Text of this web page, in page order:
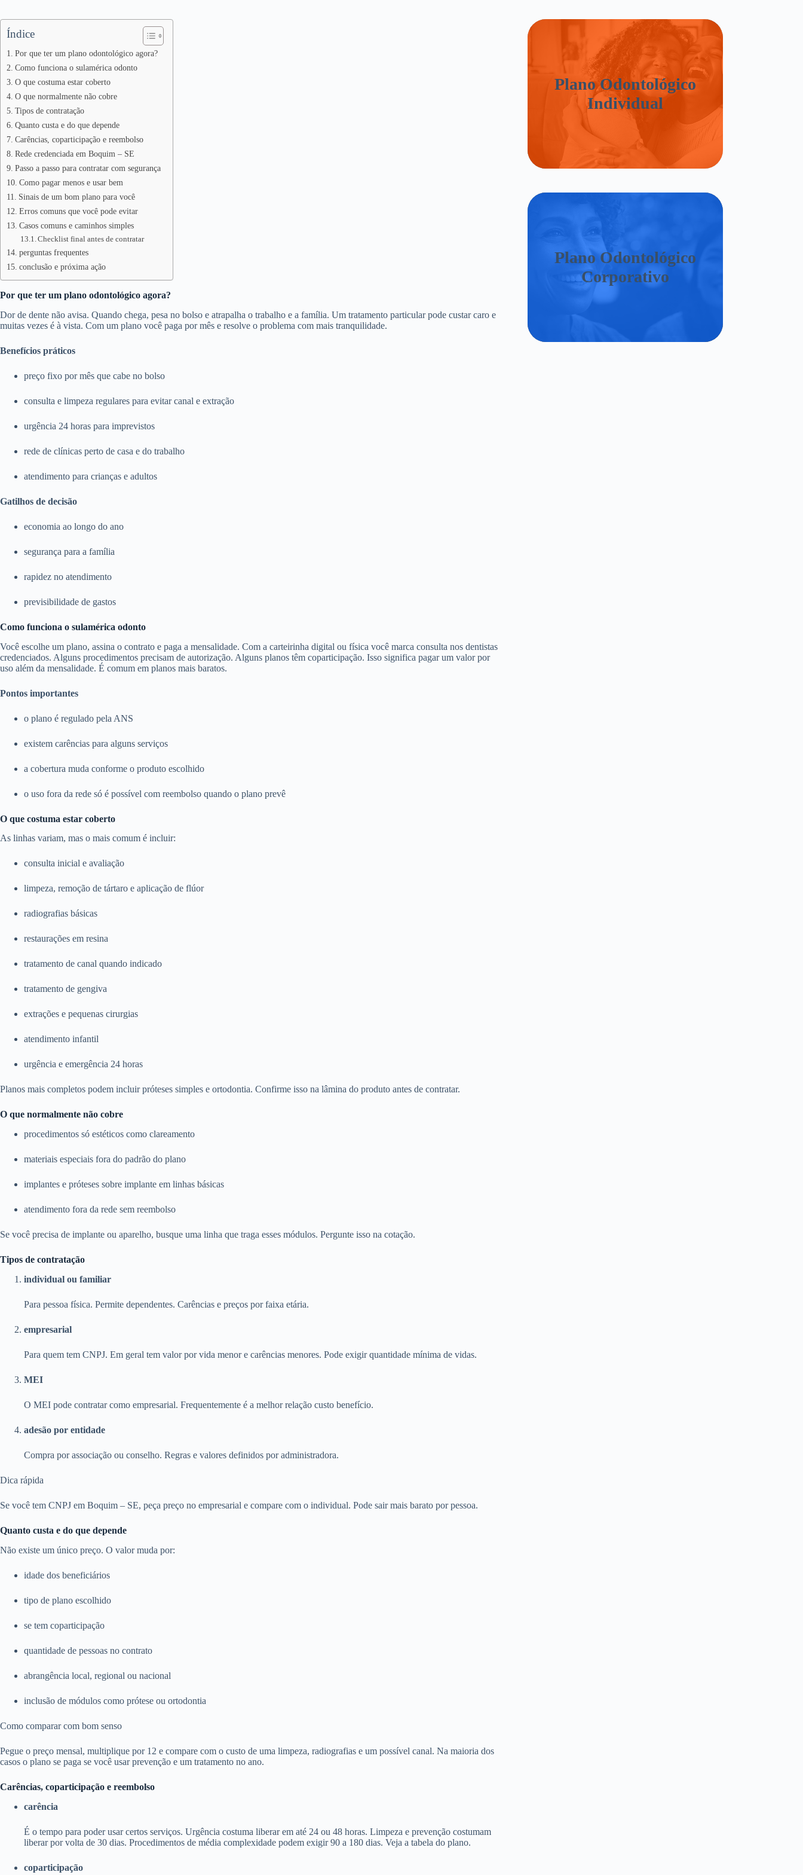
Índice
Por que ter um plano odontológico agora?
Como funciona o sulamérica odonto
O que costuma estar coberto
O que normalmente não cobre
Tipos de contratação
Quanto custa e do que depende
Carências, coparticipação e reembolso
Rede credenciada em Boquim – SE
Passo a passo para contratar com segurança
Como pagar menos e usar bem
Sinais de um bom plano para você
Erros comuns que você pode evitar
Casos comuns e caminhos simples
Checklist final antes de contratar
perguntas frequentes
conclusão e próxima ação
Por que ter um plano odontológico agora?
Dor de dente não avisa. Quando chega, pesa no bolso e atrapalha o trabalho e a família. Um tratamento particular pode custar caro e
muitas vezes é à vista. Com um plano você paga por mês e resolve o problema com mais tranquilidade.
Benefícios práticos
preço fixo por mês que cabe no bolso
consulta e limpeza regulares para evitar canal e extração
urgência 24 horas para imprevistos
rede de clínicas perto de casa e do trabalho
atendimento para crianças e adultos
Gatilhos de decisão
economia ao longo do ano
segurança para a família
rapidez no atendimento
previsibilidade de gastos
Como funciona o sulamérica odonto
Você escolhe um plano, assina o contrato e paga a mensalidade. Com a carteirinha digital ou física você marca consulta nos dentistas
credenciados. Alguns procedimentos precisam de autorização. Alguns planos têm coparticipação. Isso significa pagar um valor por
uso além da mensalidade. É comum em planos mais baratos.
Pontos importantes
o plano é regulado pela ANS
existem carências para alguns serviços
a cobertura muda conforme o produto escolhido
o uso fora da rede só é possível com reembolso quando o plano prevê
O que costuma estar coberto
As linhas variam, mas o mais comum é incluir:
consulta inicial e avaliação
limpeza, remoção de tártaro e aplicação de flúor
radiografias básicas
restaurações em resina
tratamento de canal quando indicado
tratamento de gengiva
extrações e pequenas cirurgias
atendimento infantil
urgência e emergência 24 horas
Planos mais completos podem incluir próteses simples e ortodontia. Confirme isso na lâmina do produto antes de contratar.
O que normalmente não cobre
procedimentos só estéticos como clareamento
materiais especiais fora do padrão do plano
implantes e próteses sobre implante em linhas básicas
atendimento fora da rede sem reembolso
Se você precisa de implante ou aparelho, busque uma linha que traga esses módulos. Pergunte isso na cotação.
Tipos de contratação
individual ou familiar
Para pessoa física. Permite dependentes. Carências e preços por faixa etária.
empresarial
Para quem tem CNPJ. Em geral tem valor por vida menor e carências menores. Pode exigir quantidade mínima de vidas.
MEI
O MEI pode contratar como empresarial. Frequentemente é a melhor relação custo benefício.
adesão por entidade
Compra por associação ou conselho. Regras e valores definidos por administradora.
Dica rápida
Se você tem CNPJ em Boquim – SE, peça preço no empresarial e compare com o individual. Pode sair mais barato por pessoa.
Quanto custa e do que depende
Não existe um único preço. O valor muda por:
idade dos beneficiários
tipo de plano escolhido
se tem coparticipação
quantidade de pessoas no contrato
abrangência local, regional ou nacional
inclusão de módulos como prótese ou ortodontia
Como comparar com bom senso
Pegue o preço mensal, multiplique por 12 e compare com o custo de uma limpeza, radiografias e um possível canal. Na maioria dos
casos o plano se paga se você usar prevenção e um tratamento no ano.
Carências, coparticipação e reembolso
carência
É o tempo para poder usar certos serviços. Urgência costuma liberar em até 24 ou 48 horas. Limpeza e prevenção costumam
liberar por volta de 30 dias. Procedimentos de média complexidade podem exigir 90 a 180 dias. Veja a tabela do plano.
coparticipação
Plano Odontológico
Individual
Plano Odontológico
Corporativo